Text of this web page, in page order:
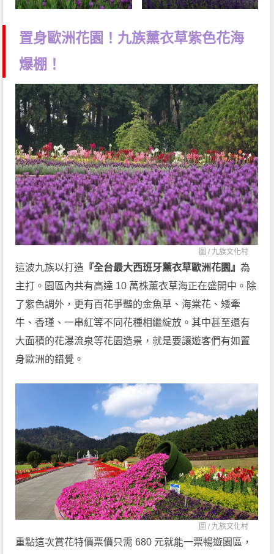
置身歐洲花園！九族薰衣草紫色花海
爆棚！
圖 / 九族文化村
這波九族以打造 『全台最大西班牙薰衣草歐洲花園』為
主打。園區內共有高達 10 萬株薰衣草海正在盛開中。除
了紫色調外，更有百花爭豔的金魚草、海棠花、矮牽
牛、香瑾、一串紅等不同花種相繼綻放。其中甚至還有
大面積的花瀑流泉等花園造景，就是要讓遊客們有如置
身歐洲的錯覺。
圖 / 九族文化村
重點這次賞花特價票價只需 680 元就能一票暢遊園區，